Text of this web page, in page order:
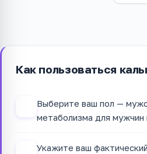
Как пользоваться
Выберите ваш пол —
метаболизма для
Укажите ваш